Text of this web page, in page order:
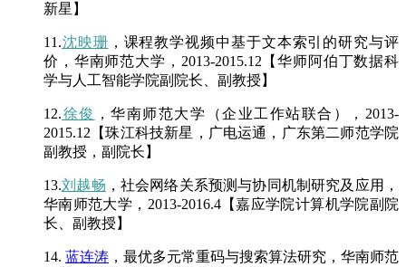
新星】
11.沈映珊 ，课程教学视频中基于文本索引的研究与评
价，华南师范大学，2013-2015.12【华师阿伯丁数据科
学与人工智能学院副院长、副教授】
12.徐俊 ，华南师范大学（企业工作站联合），2013-
2015.12【珠江科技新星，广电运通，广东第二师范学院
副教授，副院长】
13.刘越畅 ，社会网络关系预测与协同机制研究及应用，
华南师范大学，2013-2016.4【嘉应学院计算机学院副院
长、副教授】
14. 蓝连涛 ，最优多元常重码与搜索算法研究，华南师范